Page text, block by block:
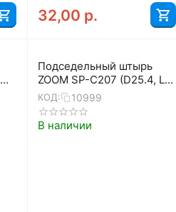
32,00 р.
Подседельный штырь
ZOOM SP-C207 (D25.4, L-
400, чёрный)
КОД: 10999
В наличии